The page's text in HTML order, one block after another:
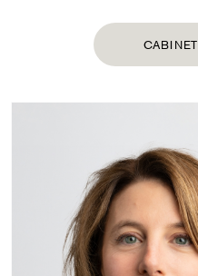
CABINET